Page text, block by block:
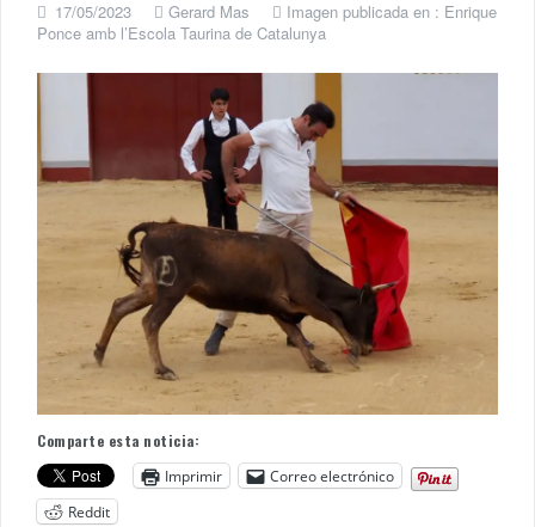
17/05/2023 Gerard Mas Imagen publicada en : Enrique
Ponce amb l’Escola Taurina de Catalunya
Comparte esta noticia:
Imprimir
Correo electrónico
Reddit